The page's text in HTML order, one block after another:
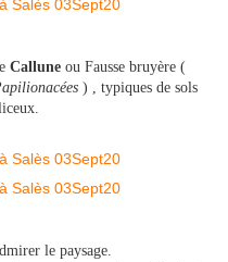
Callune ou Fausse bruyère (
) , typiques de sols
le paysage.